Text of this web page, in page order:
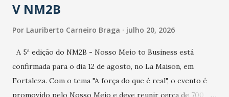
V NM2B
Por Lauriberto Carneiro Braga julho 20, 2026
A 5ª edição do NM2B - Nosso Meio to Business está
confirmada para o dia 12 de agosto, no La Maison, em
Fortaleza. Com o tema "A força do que é real", o evento é
promovido pelo Nosso Meio e deve reunir cerca de 700